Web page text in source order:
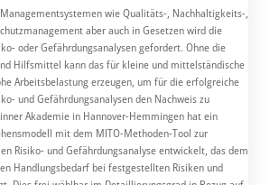
wie Qualitäts-, Nachhaltigkeits-,
aber auch in Gesetzen wird die
oder Gefährdungsanalysen gefordert. Ohne die
Hilfsmittel kann das für kleine und mittelständische
Arbeitsbelastung erzeugen, um für die erfolgreiche
und Gefährdungsanalysen den Nachweis zu
Akademie in Hannover-Hemmingen hat ein
mit dem MITO-Methoden-Tool zur
Risiko- und Gefährdungsanalyse entwickelt, das dem
Handlungsbedarf bei festgestellten Risiken und